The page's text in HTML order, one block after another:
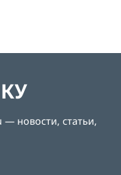
новости, статьи,